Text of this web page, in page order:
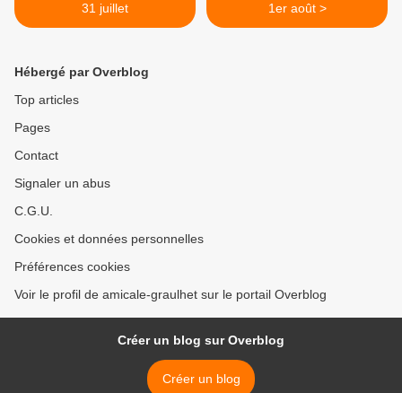
31 juillet
1er août >
Hébergé par Overblog
Top articles
Pages
Contact
Signaler un abus
C.G.U.
Cookies et données personnelles
Préférences cookies
Voir le profil de amicale-graulhet sur le portail Overblog
Créer un blog sur Overblog
Créer un blog